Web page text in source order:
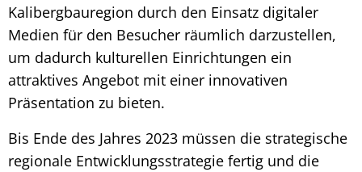
Kalibergbauregion durch den Einsatz digitaler
Medien für den Besucher räumlich darzustellen,
um dadurch kulturellen Einrichtungen ein
attraktives Angebot mit einer innovativen
Präsentation zu bieten.
Bis Ende des Jahres 2023 müssen die strategische
regionale Entwicklungsstrategie fertig und die